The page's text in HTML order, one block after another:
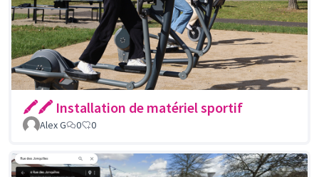
🖍🖍 Installation de matériel sportif
Alex G 0 0